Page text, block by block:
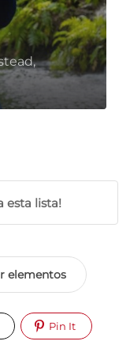
esta lista!
elementos
Pin It